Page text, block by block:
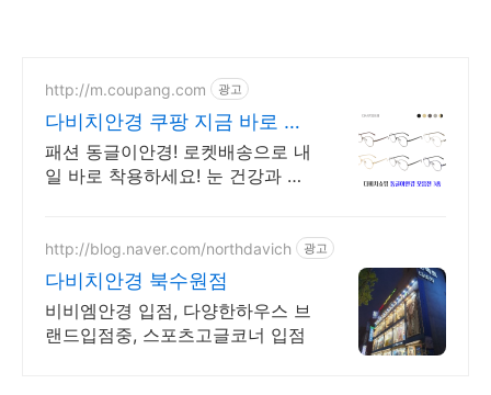
http://m.coupang.com 광고
다비치안경 쿠팡 지금 바로 주
문!
패션 동글이안경! 로켓배송으로 내
일 바로 착용하세요! 눈 건강과 스
http://blog.naver.com/northdavich 광고
다비치안경 북수원점
비비엠안경 입점, 다양한하우스 브
랜드입점중, 스포츠고글코너 입점